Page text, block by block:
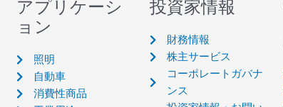
アプリケーシ
ョン
照明
自動車
消費性商品
投資家情報
財務情報
株主サービス
コーポレートガバナ
ンス